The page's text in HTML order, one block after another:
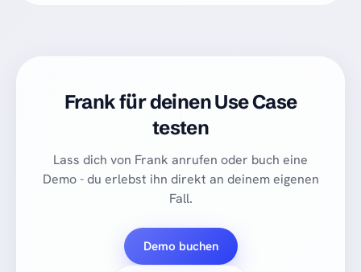
Frank für deinen Use Case
testen
Lass dich von Frank anrufen oder buch eine
Demo - du erlebst ihn direkt an deinem eigenen
Fall.
Demo buchen